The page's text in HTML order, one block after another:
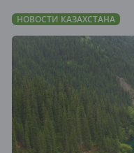
НОВОСТИ КАЗАХСТАНА